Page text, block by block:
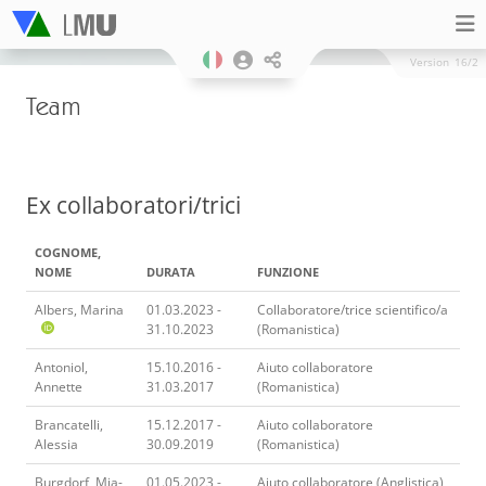
Version 16/2
Team
Ex collaboratori/trici
COGNOME,
NOME
DURATA FUNZIONE
Albers, Marina
01.03.2023 -
31.10.2023
Collaboratore/trice scientifico/a
(Romanistica)
Antoniol,
Annette
15.10.2016 -
31.03.2017
Aiuto collaboratore
(Romanistica)
Brancatelli,
Alessia
15.12.2017 -
30.09.2019
Aiuto collaboratore
(Romanistica)
Burgdorf, Mia- 01.05.2023 - Aiuto collaboratore (Anglistica)